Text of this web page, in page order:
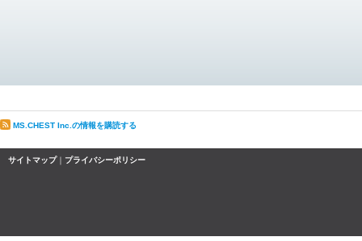
MS.CHEST Inc.の情報を購読する
サイトマップ｜ プライバシーポリシー